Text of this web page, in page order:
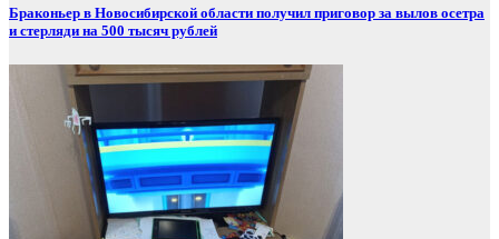
Браконьер в Новосибирской области получил приговор за вылов осетра
и стерляди на 500 тысяч рублей